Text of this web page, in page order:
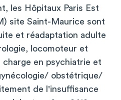
les Hôpitaux Paris Est
site Saint-Maurice sont
et réadaptation adulte
locomoteur et
charge en psychiatrie et
obstétrique/
de l'insuffisance